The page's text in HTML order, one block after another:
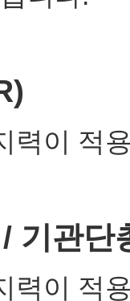
력이 적
기관단
력이 적